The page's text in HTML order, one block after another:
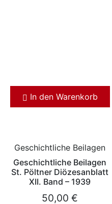
In den Warenkorb
Geschichtliche Beilagen
Geschichtliche Beilagen
St. Pöltner Diözesanblatt
XII. Band – 1939
50,00€